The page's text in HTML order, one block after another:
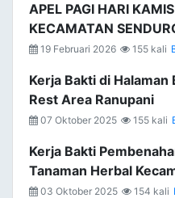
APEL PAGI HARI
KECAMATAN
19 Februari 2026 155 kali
Kerja Bakti di Halaman
Rest Area Ranupani
07 Oktober 2025 155 kali
Kerja Bakti
Tanaman Herbal
03 Oktober 2025 154 kali